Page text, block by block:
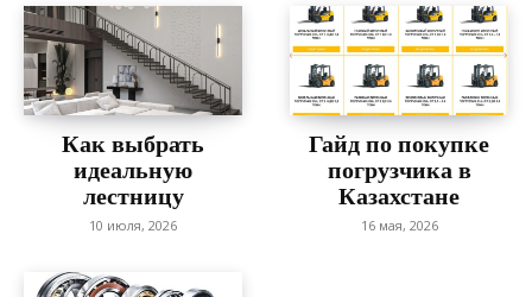
Как выбрать
идеальную
лестницу
10 июля, 2026
Гайд по покупке
погрузчика в
Казахстане
16 мая, 2026